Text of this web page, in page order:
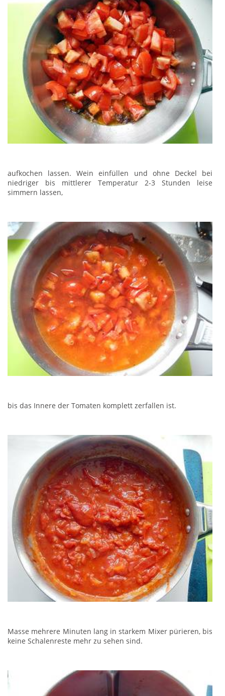
aufkochen lassen. Wein einfüllen und ohne Deckel bei
niedriger bis mittlerer Temperatur 2-3 Stunden leise
simmern lassen,
bis das Innere der Tomaten komplett zerfallen ist.
Masse mehrere Minuten lang in starkem Mixer pürieren, bis
keine Schalenreste mehr zu sehen sind.